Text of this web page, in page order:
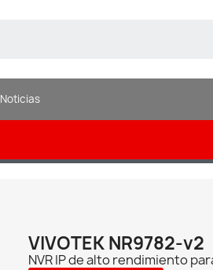
Noticias
VIVOTEK NR9782-v2
NVR IP de alto rendimiento